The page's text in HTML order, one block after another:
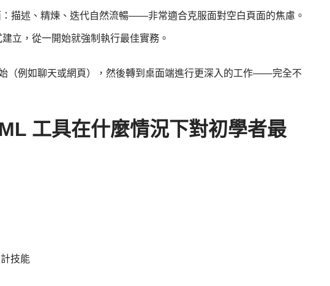
描述、精煉、迭代自然流暢——非常適合克服面對空白頁面的焦慮。
立，從一開始就強制執行最佳實務。
（例如聊天或網頁），然後轉到桌面端進行更深入的工作——完全不
工具在什麼情況下對初學者最
技能